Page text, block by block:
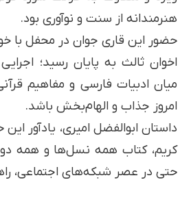
هنرمندانه از سنت و نوآوری بود.
حضور این قاری جوان در محفل با
اخوان ثالث به پایان رسید؛
میان ادبیات فارسی و مفاهیم
امروز جذاب و الهام‌بخش باشد.
داستان ابوالفضل امیری، یادآور
کریم، کتاب همه نسل‌ها و همه
حتی در عصر شبکه‌های اجتماعی،